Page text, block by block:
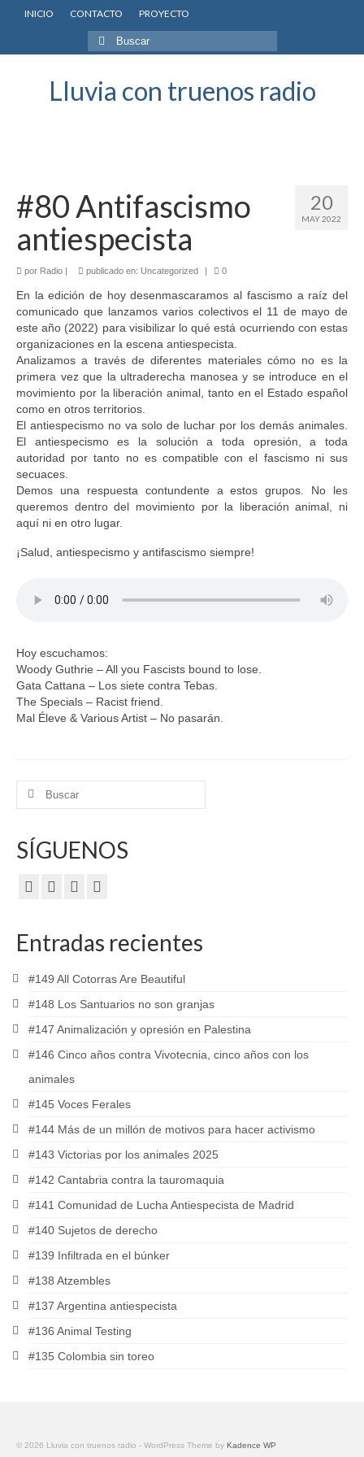
INICIO CONTACTO PROYECTO
Buscar
por:
Lluvia con truenos radio
20
MAY 2022
#80 Antifascismo
antiespecista
por Radio | publicado en: Uncategorized | 0
En la edición de hoy desenmascaramos al fascismo a raíz del
comunicado que lanzamos varios colectivos el 11 de mayo de
este año (2022) para visibilizar lo qué está ocurriendo con estas
organizaciones en la escena antiespecista.
Analizamos a través de diferentes materiales cómo no es la
primera vez que la ultraderecha manosea y se introduce en el
movimiento por la liberación animal, tanto en el Estado español
como en otros territorios.
El antiespecismo no va solo de luchar por los demás animales.
El antiespecismo es la solución a toda opresión, a toda
autoridad por tanto no es compatible con el fascismo ni sus
secuaces.
Demos una respuesta contundente a estos grupos. No les
queremos dentro del movimiento por la liberación animal, ni
aquí ni en otro lugar.
¡Salud, antiespecismo y antifascismo siempre!
Hoy escuchamos:
Woody Guthrie – All you Fascists bound to lose.
Gata Cattana – Los siete contra Tebas.
The Specials – Racist friend.
Mal Éleve & Various Artist – No pasarán.
Buscar
SÍGUENOS
Entradas recientes
#149 All Cotorras Are Beautiful
#148 Los Santuarios no son granjas
#147 Animalización y opresión en Palestina
#146 Cinco años contra Vivotecnia, cinco años con los
animales
#145 Voces Ferales
#144 Más de un millón de motivos para hacer activismo
#143 Victorias por los animales 2025
#142 Cantabria contra la tauromaquia
#141 Comunidad de Lucha Antiespecista de Madrid
#140 Sujetos de derecho
#139 Infiltrada en el búnker
#138 Atzembles
#137 Argentina antiespecista
#136 Animal Testing
#135 Colombia sin toreo
© 2026 Lluvia con truenos radio - WordPress Theme by Kadence WP